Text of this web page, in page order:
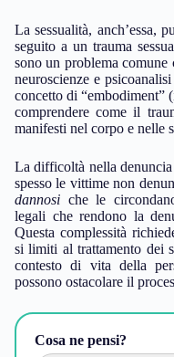
La sessualità, anch’essa,
seguito a un trauma
sono un problema
neuroscienze e
concetto di “embodiment”
comprendere come il
manifesti nel corpo e nelle
La difficoltà nella
spesso le vittime non
dannosi che le
legali che rendono la
Questa complessità
si limiti al trattamento dei
contesto di vita della
possono ostacolare il
Cosa ne pensi?